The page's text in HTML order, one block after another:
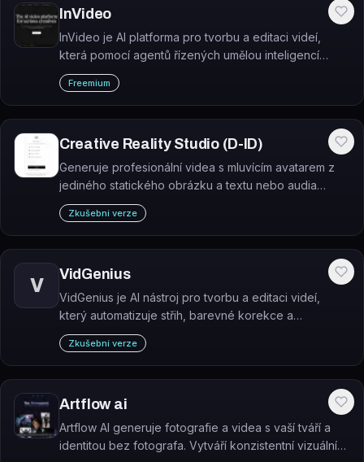
InVideo
InVideo je AI platforma pro tvorbu a editaci videí,
která pomocí agentů řízených umělou inteligencí
generuje videa z textových pokynů nebo nahraných
podkladů.
Freemium
Creative Reality Studio (D-ID)
Generuje profesionální videa s mluvícím avatarem z
jediného statického obrázku a textu nebo audia
pomocí AI.
Zkušební verze
V
VidGenius
VidGenius je AI nástroj pro tvorbu a editaci videí,
který automatizuje střih, barevné korekce a
doporučování efektů bez nutnosti pokročilých
editačních dovedností.
Zkušební verze
Artflow ai
Artflow AI generuje fotografie a videa s vaší tváří a
identitou bez fotografa. Vytváří konzistentní vizuální